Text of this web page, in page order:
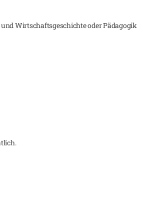
Wirtschaftsgeschichte oder Pädagogik